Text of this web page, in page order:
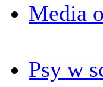
Media
Psy w